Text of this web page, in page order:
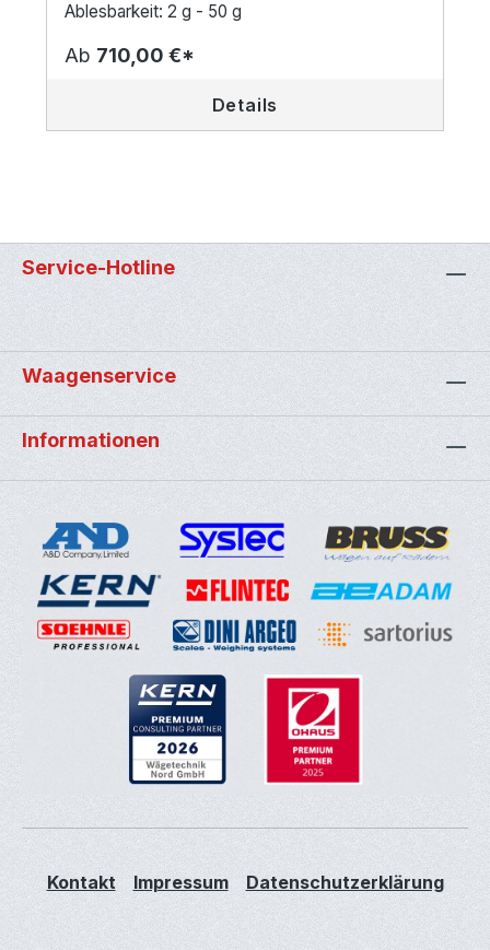
Ablesbarkeit: 2 g - 50 g
Ab 710,00 €*
Details
Service-Hotline
Waagenservice
Informationen
Kontakt Impressum Datenschutzerklärung